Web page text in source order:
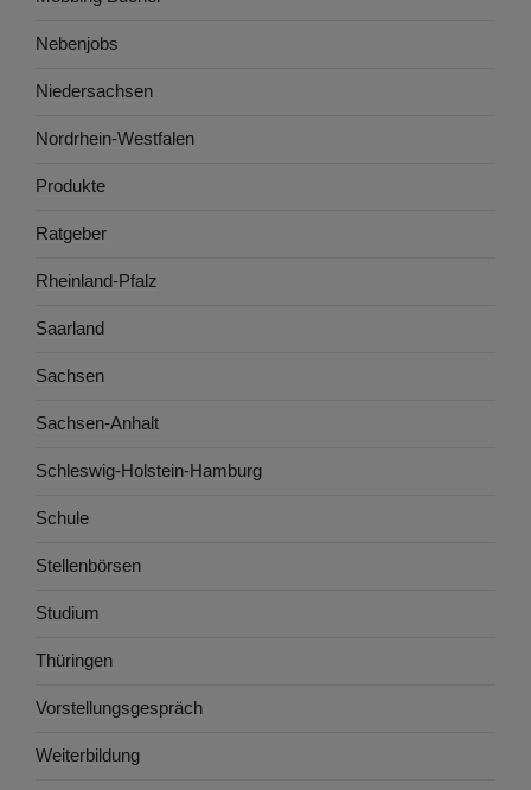
Nebenjobs
Niedersachsen
Nordrhein-Westfalen
Produkte
Ratgeber
Rheinland-Pfalz
Saarland
Sachsen
Sachsen-Anhalt
Schleswig-Holstein-Hamburg
Schule
Stellenbörsen
Studium
Thüringen
Vorstellungsgespräch
Weiterbildung